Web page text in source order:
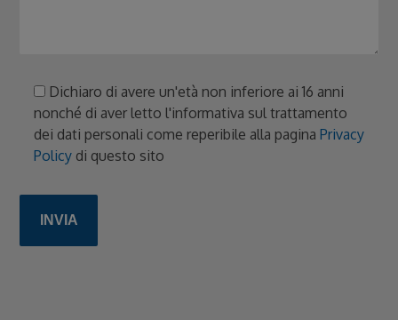
Dichiaro di avere un'età non inferiore ai 16 anni
nonché di aver letto l'informativa sul trattamento
dei dati personali come reperibile alla paginaPrivacy
Policy di questo sito